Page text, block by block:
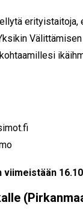
erityistaitoja,
viimeistään